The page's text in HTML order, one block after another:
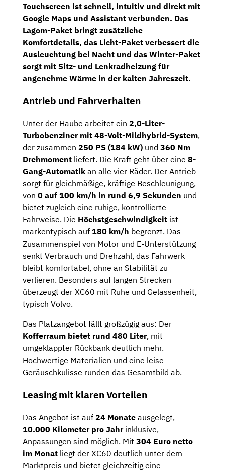
Touchscreen ist schnell, intuitiv und direkt mit
Google Maps und Assistant verbunden. Das
Lagom-Paket bringt zusätzliche
Komfortdetails, das Licht-Paket verbessert die
Ausleuchtung bei Nacht und das Winter-Paket
sorgt mit Sitz- und Lenkradheizung für
angenehme Wärme in der kalten Jahreszeit.
Antrieb und Fahrverhalten
Unter der Haube arbeitet ein 2,0-Liter-
Turbobenziner mit 48-Volt-Mildhybrid-System,
der zusammen 250 PS (184 kW) und 360 Nm
Drehmoment liefert. Die Kraft geht über eine 8-
Gang-Automatik an alle vier Räder. Der Antrieb
sorgt für gleichmäßige, kräftige Beschleunigung,
von 0 auf 100 km/h in rund 6,9 Sekunden und
bietet zugleich eine ruhige, kontrollierte
Fahrweise. Die Höchstgeschwindigkeit ist
markentypisch auf 180 km/h begrenzt. Das
Zusammenspiel von Motor und E-Unterstützung
senkt Verbrauch und Drehzahl, das Fahrwerk
bleibt komfortabel, ohne an Stabilität zu
verlieren. Besonders auf langen Strecken
überzeugt der XC60 mit Ruhe und Gelassenheit,
typisch Volvo.
Das Platzangebot fällt großzügig aus: Der
Kofferraum bietet rund 480 Liter, mit
umgeklappter Rückbank deutlich mehr.
Hochwertige Materialien und eine leise
Geräuschkulisse runden das Gesamtbild ab.
Leasing mit klaren Vorteilen
Das Angebot ist auf 24 Monate ausgelegt,
10.000 Kilometer pro Jahrinklusive,
Anpassungen sind möglich. Mit 304 Euro netto
im Monat liegt der XC60 deutlich unter dem
Marktpreis und bietet gleichzeitig eine